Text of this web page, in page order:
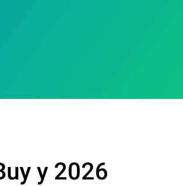
у 2026